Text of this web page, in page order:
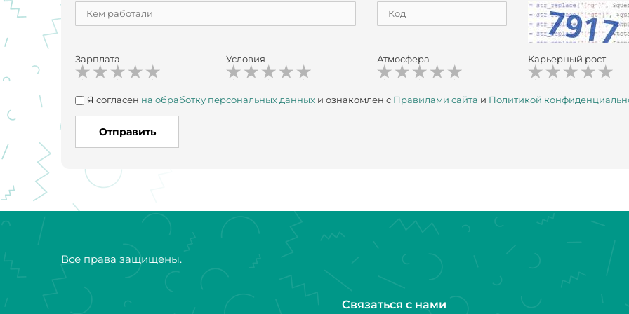
Зарплата Условия Атмосфера Карьерный рост
Я согласен на обработку персональных данных и ознакомлен с Правилами сайта и Политикой
Отправить
Все права защищены.
Связаться с нами